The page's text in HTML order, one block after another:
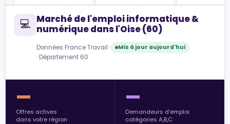
💻 Marché de l'emploi informatique &
numérique dans l'Oise (60)
Données France Travail · Mis à jour aujourd'hui
· Département 60
—
Offres actives
dans votre région
—
Demandeurs d'emploi
catégories A,B,C